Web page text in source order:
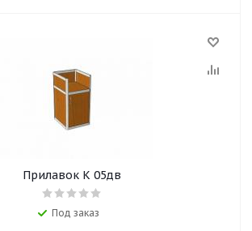
Прилавок К 05дв
Под заказ